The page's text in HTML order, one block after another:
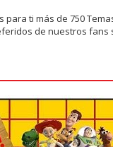
para ti más de 750
de nuestros fans